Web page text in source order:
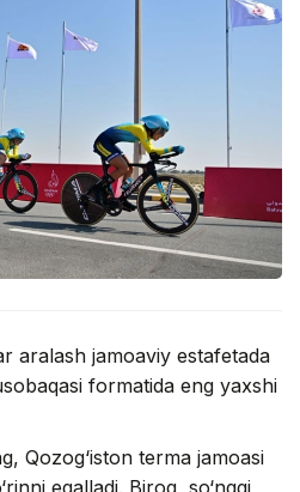
aralash jamoaviy estafetada
formatida eng yaxshi
Qozog‘iston terma jamoasi